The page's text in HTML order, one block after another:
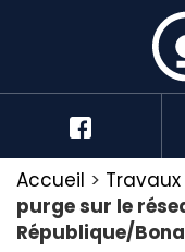
Accueil > Travaux
purge sur le
République/